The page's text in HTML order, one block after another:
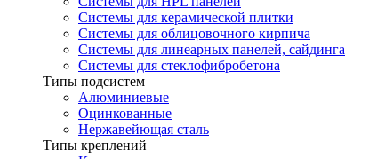
Системы для керамической плитки
Системы для облицовочного кирпича
Системы для линеарных панелей, сайдинга
Системы для стеклофибробетона
Типы подсистем
Алюминиевые
Оцинкованные
Нержавейющая сталь
Типы креплений